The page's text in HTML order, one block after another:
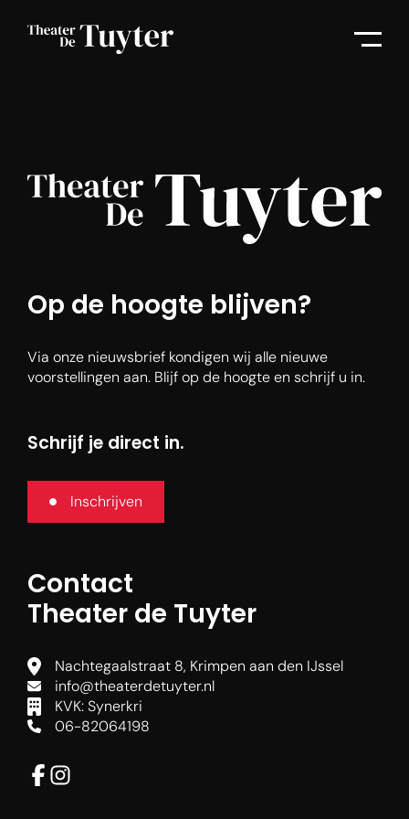
Agenda
Op de hoogte blijven?
Via onze nieuwsbrief kondigen wij alle nieuwe
voorstellingen aan. Blijf op de hoogte en schrijf u in.
Schrijf je direct in.
Inschrijven
Contact
Theater de Tuyter
Nachtegaalstraat 8, Krimpen aan den IJssel
info@theaterdetuyter.nl
KVK: Synerkri
06-82064198